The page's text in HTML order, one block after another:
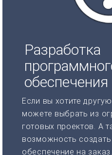
Разработка
обеспечения
Если вы хотите
можете выбрать из
готовых проектов. А
возможность
обеспечение на заказ.